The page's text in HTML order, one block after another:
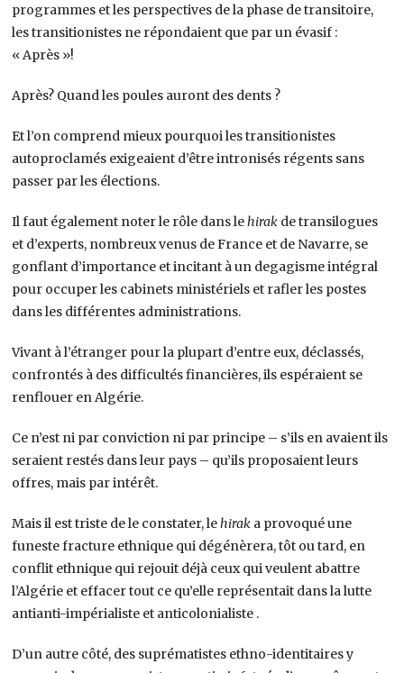
programmes et les perspectives de la phase de transitoire,
les transitionistes ne répondaient que par un évasif :
« Après »!
Après? Quand les poules auront des dents ?
Et l’on comprend mieux pourquoi les transitionistes
autoproclamés exigeaient d’être intronisés régents sans
passer par les élections.
Il faut également noter le rôle dans lehirak de transilogues
et d’experts, nombreux venus de France et de Navarre, se
gonflant d’importance et incitant à un degagisme intégral
pour occuper les cabinets ministériels et rafler les postes
dans les différentes administrations.
Vivant à l’étranger pour la plupart d’entre eux, déclassés,
confrontés à des difficultés financières, ils espéraient se
renflouer en Algérie.
Ce n’est ni par conviction ni par principe – s’ils en avaient ils
seraient restés dans leur pays – qu’ils proposaient leurs
offres, mais par intérêt.
Mais il est triste de le constater, lehirak a provoqué une
funeste fracture ethnique qui dégénèrera, tôt ou tard, en
conflit ethnique qui rejouit déjà ceux qui veulent abattre
l’Algérie et effacer tout ce qu’elle représentait dans la lutte
antianti-impérialiste et anticolonialiste .
D’un autre côté, des suprématistes ethno-identitaires y